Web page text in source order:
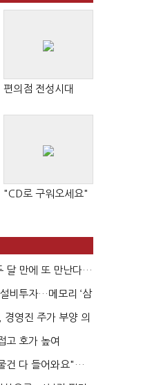
편의점 전성시대
"CD로 구워오세요"
달 만에 또 만난다…
비투자…메모리 ‘삼
경영진 주가 부양 의
고 호가 높여
채' 20...
건 다 들어와요"…
...